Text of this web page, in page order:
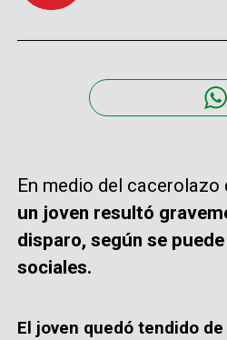
En medio del
un joven resultó
disparo, según se
sociales.
El joven quedó tendido